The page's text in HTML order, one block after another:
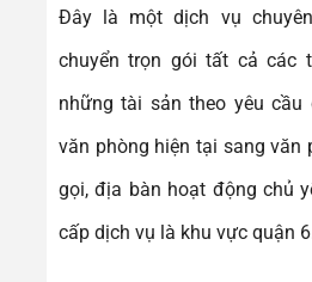
Đây là một dịch vụ
chuyển trọn gói tất cả các
những tài sản theo yêu
văn phòng hiện tại sang văn
gọi, địa bàn hoạt động chủ
cấp dịch vụ là khu vực quận